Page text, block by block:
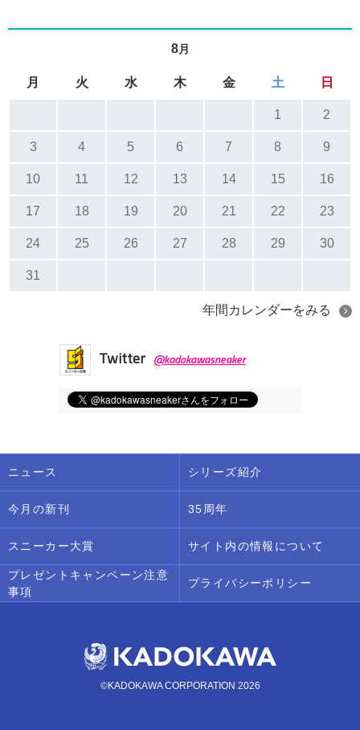
8月
月 火 水 木 金 土 日
1 2
3 4 5 6 7 8 9
10 11 12 13 14 15 16
17 18 19 20 21 22 23
24 25 26 27 28 29 30
31
年間カレンダーをみる
Twitter @kadokawasneaker
ニュース シリーズ紹介
今月の新刊 35周年
スニーカー大賞 サイト内の情報について
プレゼントキャンペーン注意
事項
プライバシーポリシー
©KADOKAWA CORPORATION 2026